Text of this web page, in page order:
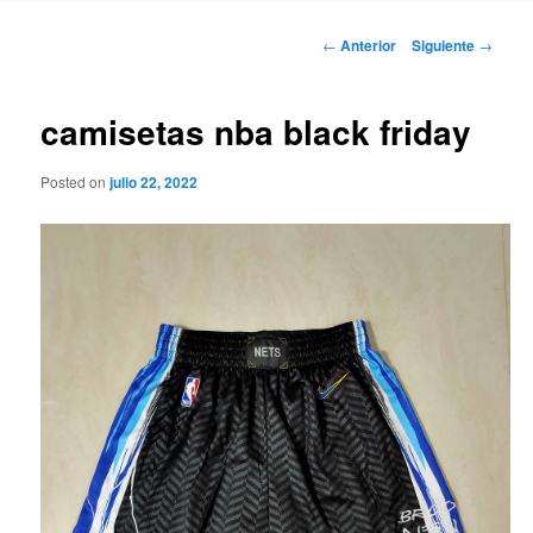
Navegación
← Anterior Siguiente →
camisetas nba black friday
Posted onjulio 22, 2022